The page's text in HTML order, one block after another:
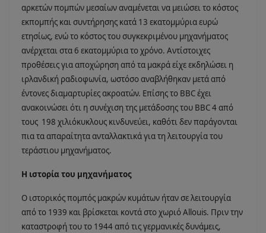
αρκετών πομπών μεσαίων αναμένεται να μειώσει το κόστος
εκπομπής και συντήρησης κατά 13 εκατομμύρια ευρώ
ετησίως, ενώ το κόστος του συγκεκριμένου μηχανήματος
ανέρχεται στα 6 εκατομμύρια το χρόνο. Αντίστοιχες
προθέσεις για αποχώρηση από τα μακρά είχε εκδηλώσει η
ιρλανδική ραδιοφωνία, ωστόσο αναβλήθηκαν μετά από
έντονες διαμαρτυρίες ακροατών. Επίσης το BBC έχει
ανακοινώσει ότι η συνέχιση της μετάδοσης του BBC 4 από
τους 198 χιλιόκυκλους κινδυνεύει, καθότι δεν παράγονται
πια τα απαραίτητα ανταλλακτικά για τη λειτουργία του
τεράστιου μηχανήματος.
Η ιστορία του μηχανήματος
Ο ιστορικός πομπός μακρών κυμάτων ήταν σε λειτουργία
από το 1939 και βρίσκεται κοντά στο χωριό Allouis. Πριν την
καταστροφή του το 1944 από τις γερμανικές δυνάμεις,